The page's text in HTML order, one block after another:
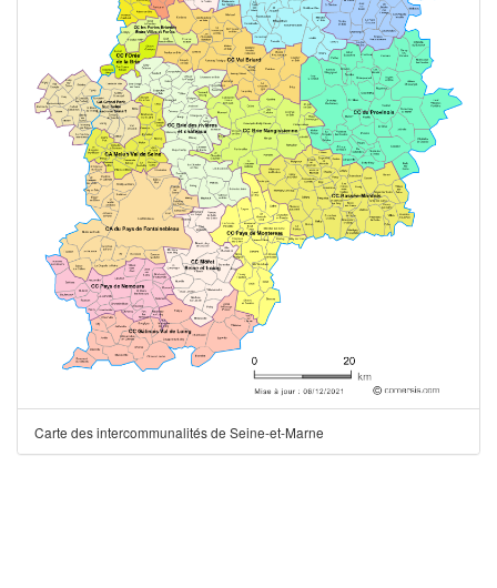
Carte des intercommunalités de Seine-et-Marne